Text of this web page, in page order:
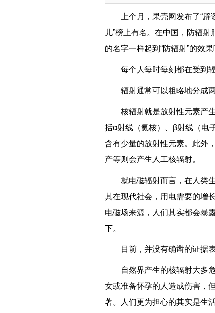
上个月，果壳网发布了“
儿”榜上有名。在中国，防辐
的名字一样起到“防辐射”的效果
每个人每时每刻都在受到辐
辐射通常可以粗略地分成
核辐射就是放射性元素产
括α射线（氦核）、β射线（电
含有少量的放射性元素。此外
产等则会产生人工核辐射。
就电磁辐射而言，在人类
其在现代社会，用电需要的增
电磁场来源，人们其实都会暴
下。
目前，并没有确凿的证据
自然界产生的核辐射大多
女或准备怀孕的人造成伤害，
著。人们更为担心的其实是生